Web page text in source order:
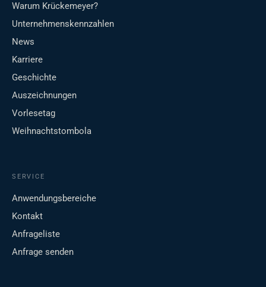
Warum Krückemeyer?
Unternehmenskennzahlen
News
Karriere
Geschichte
Auszeichnungen
Vorlesetag
Weihnachtstombola
SERVICE
Anwendungsbereiche
Kontakt
Anfrageliste
Anfrage senden